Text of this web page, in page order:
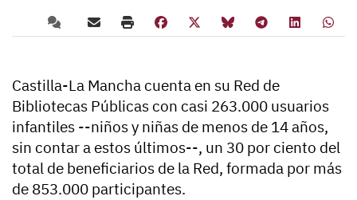
Castilla-La Mancha cuenta en su Red de
Bibliotecas Públicas con casi 263.000 usuarios
infantiles --niños y niñas de menos de 14 años,
sin contar a estos últimos--, un 30 por ciento del
total de beneficiarios de la Red, formada por más
de 853.000 participantes.